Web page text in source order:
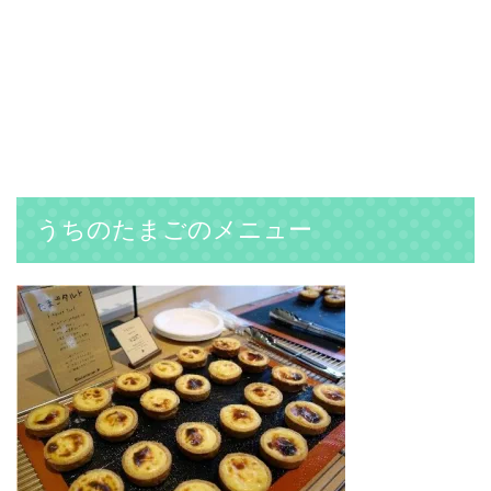
うちのたまごのメニュー